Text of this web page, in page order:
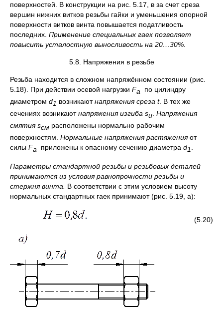
поверхностей. В конструкции на рис. 5.17, в за счет среза
вершин нижних витков резьбы гайки и уменьшения опорной
поверхности витков винта повышается податливость
последних. Применение специальных гаек позволяет
повысить усталостную выносливость на 20…30%.
5.8. Напряжения в резьбе
Резьба находится в сложном напряжённом состоянии (рис.
5.18). При действии осевой нагрузки Fа по цилиндру
диаметром d1 возникаютнапряжения среза t. В тех же
сечениях возникаютнапряжения изгиба sи Напряжения
смятия sсм расположены нормально рабочим
поверхностям. Нормальные напряжения растяженияот
силы Fа приложены к опасному сечению диаметра d1
Параметры стандартной резьбы и резьбовых деталей
принимаются из условия равнопрочности резьбы и
стержня винта. В соответствии с этим условием высоту
нормальных стандартных гаек принимают (рис. 5.19, а):
(5.20)